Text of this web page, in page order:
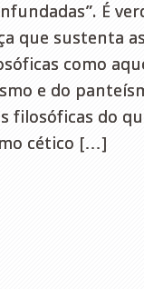
É
que sustenta
como
e do
filosóficas do
cético […]